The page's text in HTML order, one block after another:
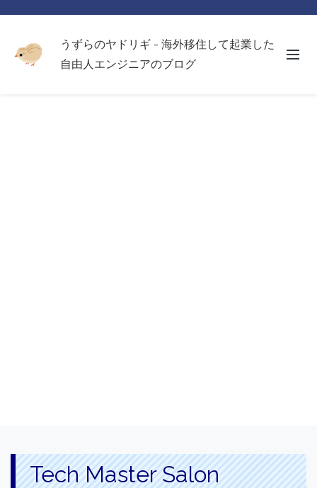
うずらのヤドリギ - 海外移住して起業した
自由人エンジニアのブログ
Tech Master Salon